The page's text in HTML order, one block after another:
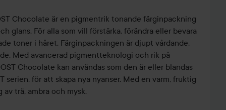
Chocolate är en pigmentrik tonande färginpackning
glans. För alla som vill förstärka, förändra eller bevara
toner i håret. Färginpackningen är djupt vårdande,
Med avancerad pigmentteknologi och rik på
Chocolate kan användas som den är eller blandas
serien, för att skapa nya nyanser. Med en varm, fruktig
trä, ambra och mysk.